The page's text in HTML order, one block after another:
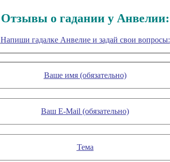
Отзывы о гадании у Анвелии:
Напиши гадалке Анвелие и задай свои вопросы:
Ваше имя (обязательно)
Ваш E-Mail (обязательно)
Тема